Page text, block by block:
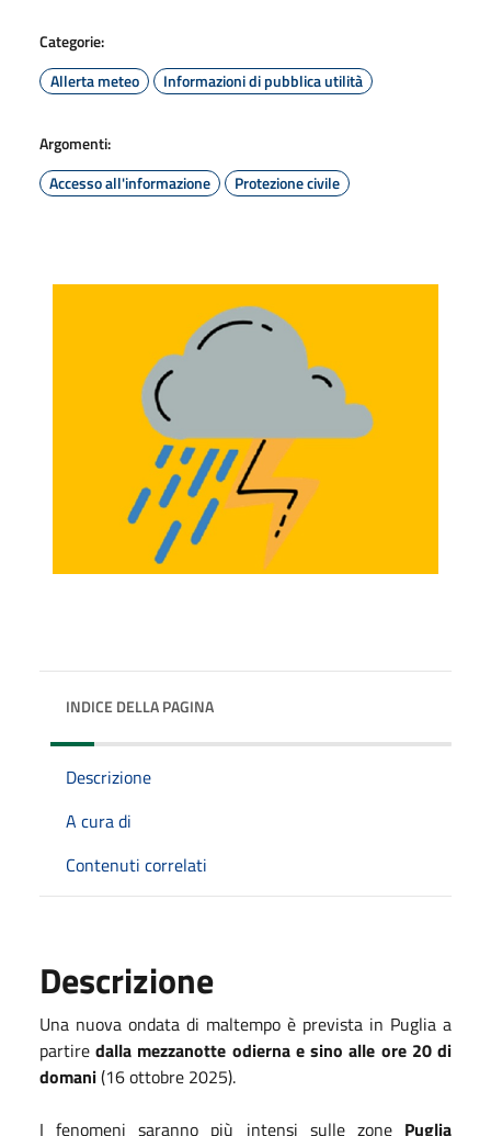
Categorie:
Allerta meteo
Informazioni di pubblica utilità
Argomenti:
Accesso all'informazione
Protezione civile
INDICE DELLA PAGINA
Descrizione
A cura di
Contenuti correlati
Descrizione
Una nuova ondata di maltempo è prevista in Puglia a
partiredalla mezzanotte odierna e sino alle ore 20 di
domani(16 ottobre 2025).
I fenomeni saranno più intensi sulle zone Puglia